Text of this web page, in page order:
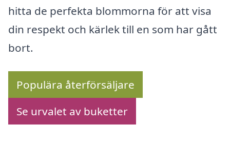
hitta de perfekta blommorna för att visa
din respekt och kärlek till en som har gått
bort.
Populära återförsäljare
Se urvalet av buketter